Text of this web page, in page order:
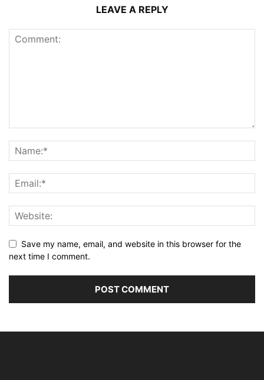
LEAVE A REPLY
Save my name, email, and website in this browser for the
next time I comment.